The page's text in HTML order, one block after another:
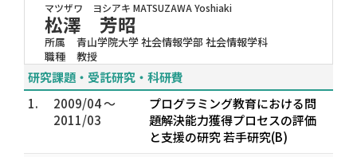
マツザワ ヨシアキ MATSUZAWA Yoshiaki
松澤 芳昭
所属
青山学院大学 社会情報学部 社会情報学科
職種
教授
研究課題・受託研究・科研費
1.
2009/04 ～
2011/03
プログラミング教育における問
題解決能力獲得プロセスの評価
と支援の研究 若手研究(B)